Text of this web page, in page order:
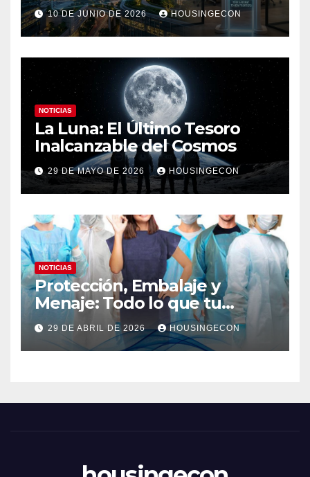
10 DE JUNIO DE 2026 HOUSINGECON
NOTICIAS
La Luna: El Último Tesoro
Inalcanzable del Cosmos
29 DE MAYO DE 2026 HOUSINGECON
NOTICIAS
Protección, Embalaje y
Menaje: Todo lo que tu
negocio necesita en un solo
lugar
29 DE ABRIL DE 2026 HOUSINGECON